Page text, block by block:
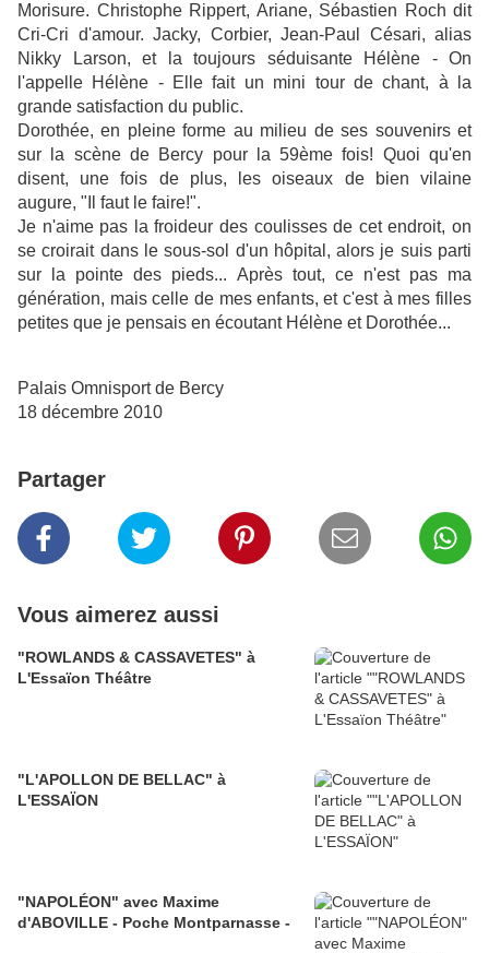
Morisure. Christophe Rippert, Ariane, Sébastien Roch dit
Cri-Cri d'amour. Jacky, Corbier, Jean-Paul Césari, alias
Nikky Larson, et la toujours séduisante Hélène - On
l'appelle Hélène - Elle fait un mini tour de chant, à la
grande satisfaction du public.
Dorothée, en pleine forme au milieu de ses souvenirs et
sur la scène de Bercy pour la 59ème fois! Quoi qu'en
disent, une fois de plus, les oiseaux de bien vilaine
augure, "Il faut le faire!".
Je n'aime pas la froideur des coulisses de cet endroit, on
se croirait dans le sous-sol d'un hôpital, alors je suis parti
sur la pointe des pieds... Après tout, ce n'est pas ma
génération, mais celle de mes enfants, et c'est à mes filles
petites que je pensais en écoutant Hélène et Dorothée...
Palais Omnisport de Bercy
18 décembre 2010
Partager
Vous aimerez aussi
"ROWLANDS & CASSAVETES" à
L'Essaïon Théâtre
"L'APOLLON DE BELLAC" à
L'ESSAÏON
"NAPOLÉON" avec Maxime
d'ABOVILLE - Poche Montparnasse -